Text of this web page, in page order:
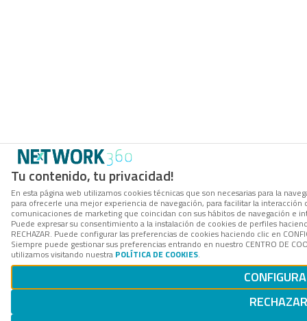
Tu contenido, tu privacidad!
En esta página web utilizamos cookies técnicas que son necesarias para la
para ofrecerle una mejor experiencia de navegación, para facilitar la
comunicaciones de marketing que coincidan con sus hábitos de navegación e
Puede expresar su consentimiento a la instalación de cookies de perfiles
RECHAZAR. Puede configurar las preferencias de cookies haciendo clic en
Siempre puede gestionar sus preferencias entrando en nuestro CENTRO DE
utilizamos visitando nuestra POLÍTICA DE COOKIES.
RECHAZAR